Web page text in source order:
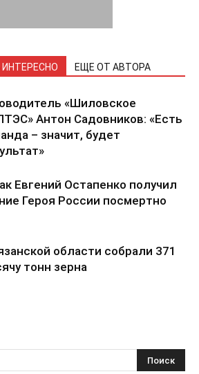
ЕЩЕ ОТ АВТОРА
«Шиловское
Антон Садовников: «Есть
– значит, будет
Евгений Остапенко получил
Героя России посмертно
области собрали 371
тонн зерна